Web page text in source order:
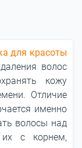
для красоты
волос
кожу
Отличие
именно
волосы над
их с корнем,